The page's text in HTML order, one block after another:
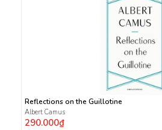
Reflections on the Guillotine
Albert Camus
290.000₫